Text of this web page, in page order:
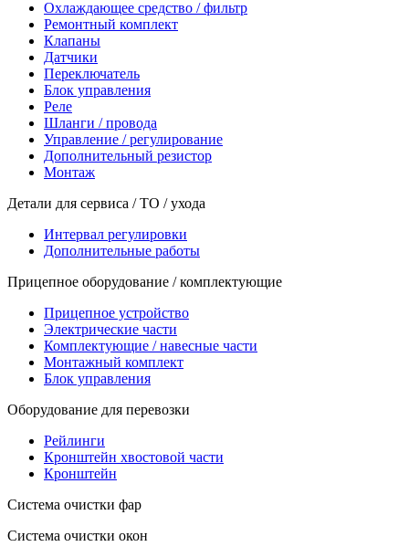
Охлаждающее средство / фильтр
Ремонтный комплект
Клапаны
Датчики
Переключатель
Блок управления
Реле
Шланги / провода
Управление / регулирование
Дополнительный резистор
Монтаж
Детали для сервиса / ТО / ухода
Интервал регулировки
Дополнительные работы
Прицепное оборудование / комплектующие
Прицепное устройство
Электрические части
Комплектующие / навесные части
Монтажный комплект
Блок управления
Оборудование для перевозки
Рейлинги
Кронштейн хвостовой части
Кронштейн
Система очистки фар
Система очистки окон